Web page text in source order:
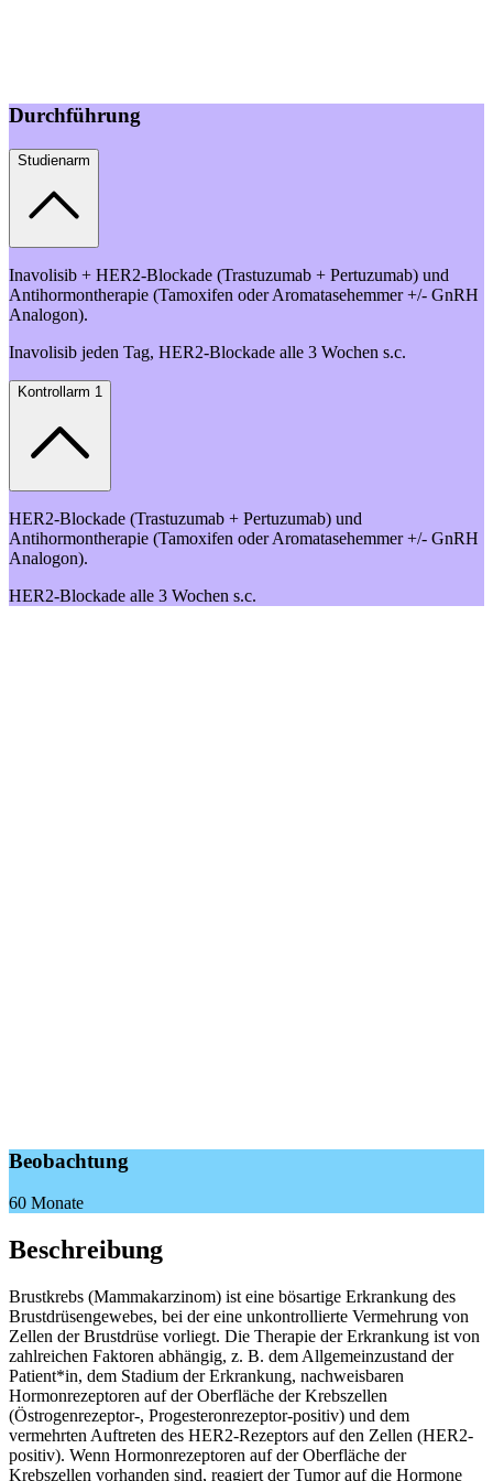
Durchführung
Studienarm
Inavolisib + HER2-Blockade (Trastuzumab + Pertuzumab) und
Antihormontherapie (Tamoxifen oder Aromatasehemmer +/- GnRH
Analogon).
Inavolisib jeden Tag, HER2-Blockade alle 3 Wochen s.c.
Kontrollarm 1
HER2-Blockade (Trastuzumab + Pertuzumab) und
Antihormontherapie (Tamoxifen oder Aromatasehemmer +/- GnRH
Analogon).
HER2-Blockade alle 3 Wochen s.c.
Beobachtung
60 Monate
Beschreibung
Brustkrebs (Mammakarzinom) ist eine bösartige Erkrankung des
Brustdrüsengewebes, bei der eine unkontrollierte Vermehrung von
Zellen der Brustdrüse vorliegt. Die Therapie der Erkrankung ist von
zahlreichen Faktoren abhängig, z. B. dem Allgemeinzustand der
Patient*in, dem Stadium der Erkrankung, nachweisbaren
Hormonrezeptoren auf der Oberfläche der Krebszellen
(Östrogenrezeptor-, Progesteronrezeptor-positiv) und dem
vermehrten Auftreten des HER2-Rezeptors auf den Zellen (HER2-
positiv). Wenn Hormonrezeptoren auf der Oberfläche der
Krebszellen vorhanden sind, reagiert der Tumor auf die Hormone